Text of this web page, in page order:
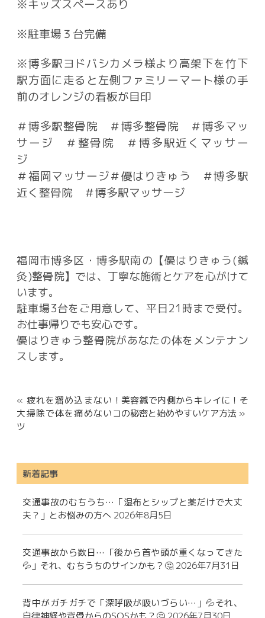
※キッズスペースあり
※駐車場３台完備
※博多駅ヨドバシカメラ様より高架下を竹下
駅方面に走ると左側ファミリーマート様の手
前のオレンジの看板が目印
＃博多駅整骨院 ＃博多整骨院 ＃博多マッ
サージ ＃整骨院 ＃博多駅近くマッサー
ジ
＃福岡マッサージ＃優はりきゅう ＃博多駅
近く整骨院 ＃博多駅マッサージ
福岡市博多区・博多駅南の【優はりきゅう(鍼
灸)整骨院】では、丁寧な施術とケアを心がけて
います。
駐車場3台をご用意して、平日21時まで受付。
お仕事帰りでも安心です。
優はりきゅう整骨院があなたの体をメンテナン
スします。
« 疲れを溜め込まない！
大掃除で体を痛めないコ
ツ
美容鍼で内側からキレイに！そ
の秘密と始めやすいケア方法 »
新着記事
交通事故のむちうち…「湿布とシップと薬だけで大丈
夫？」とお悩みの方へ 2026年8月5日
交通事故から数日…「後から首や頭が重くなってきた
💦」それ、むちうちのサインかも？🤔 2026年7月31日
背中がガチガチで「深呼吸が吸いづらい…」💦それ、